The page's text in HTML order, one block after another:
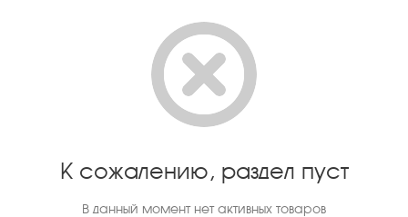
К сожалению, раздел пуст
В данный момент нет активных товаров